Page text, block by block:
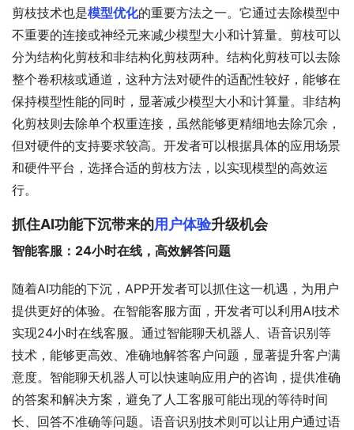
剪枝技术也是模型优化的重要方法之一。它通过去除模型中
不重要的连接或神经元来减少模型大小和计算量。剪枝可以
分为结构化剪枝和非结构化剪枝两种。结构化剪枝可以去除
整个卷积核或通道，这种方法对硬件的适配性较好，能够在
保持模型性能的同时，显著减少模型大小和计算量。非结构
化剪枝则去除单个权重连接，虽然能够更精细地去除冗余，
但对硬件的支持要求较高。开发者可以根据具体的应用场景
和硬件平台，选择合适的剪枝方法，以实现模型的高效运
行。
抓住AI功能下沉带来的用户体验升级机会
智能客服：24小时在线，高效解答问题
随着AI功能的下沉，APP开发者可以抓住这一机遇，为用户
提供更好的体验。在智能客服方面，开发者可以利用AI技术
实现24小时在线客服。通过智能聊天机器人、语音识别等
技术，能够更高效、准确地解答客户问题，显著提升客户满
意度。智能聊天机器人可以快速响应用户的咨询，提供准确
的答案和解决方案，避免了人工客服可能出现的等待时间
长、回答不准确等问题。语音识别技术则可以让用户通过语